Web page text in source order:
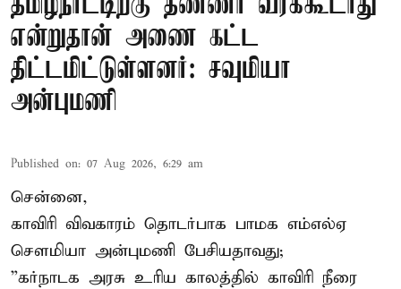
என்றுதான் அணை கட்ட
திட்டமிட்டுள்ளனர்: சவுமியா
அன்புமணி
Published on: 07 Aug 2026, 6:29 am
சென்னை,
காவிரி விவகாரம் தொடர்பாக பாமக எம்எல்ஏ
சௌமியா அன்புமணி பேசியதாவது;
”கர்நாடக அரசு உரிய காலத்தில் காவிரி நீரை